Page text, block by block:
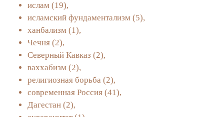
ислам (19),
исламский фундаментализм (5),
ханбализм (1),
Чечня (2),
Северный Кавказ (2),
ваххабизм (2),
религиозная борьба (2),
современная Россия (41),
Дагестан (2),